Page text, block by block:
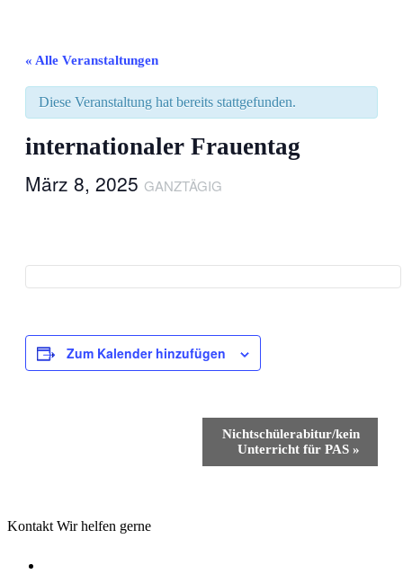
« Alle Veranstaltungen
Diese Veranstaltung hat bereits stattgefunden.
internationaler Frauentag
März 8, 2025 GANZTÄGIG
Zum Kalender hinzufügen
Nichtschülerabitur/kein
Unterricht für PAS »
Kontakt Wir helfen gerne